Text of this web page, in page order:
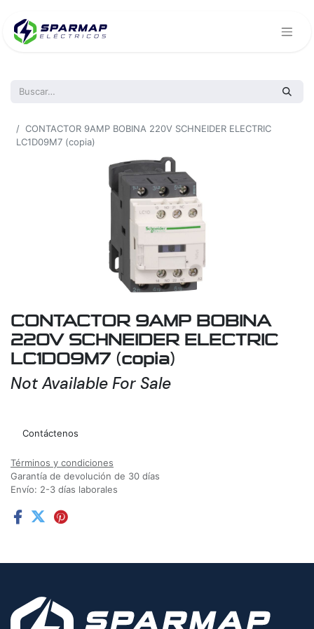
CONTACTOR 9AMP BOBINA 220V SCHNEIDER ELECTRIC
LC1D09M7 (copia)
CONTACTOR 9AMP BOBINA
220V SCHNEIDER ELECTRIC
LC1D09M7 (copia)
Not Available For Sale
Contáctenos
Términos y condiciones
Garantía de devolución de 30 días
Envío: 2-3 días laborales